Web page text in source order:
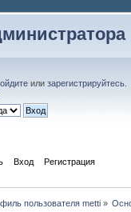
или зарегистрируйтесь
Вход Регистрация
пользователя metti»